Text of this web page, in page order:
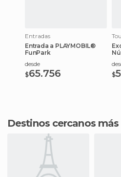
Entradas
Entrada a PLAYMOBIL®
FunPark
desde
$65.756
$
Destinos cercanos